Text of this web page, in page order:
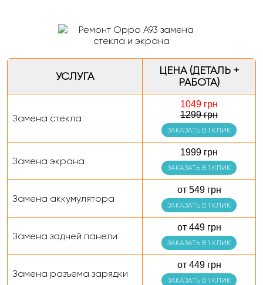
УСЛУГА
ЦЕНА (ДЕТАЛЬ +
РАБОТА)
Замена стекла
1049 грн
1299 грн
ЗАКАЗАТЬ В 1 КЛИК
Замена экрана
1999 грн
ЗАКАЗАТЬ В 1 КЛИК
Замена аккумулятора
от 549 грн
ЗАКАЗАТЬ В 1 КЛИК
Замена задней панели
от 449 грн
ЗАКАЗАТЬ В 1 КЛИК
Замена разъема зарядки
от 449 грн
ЗАКАЗАТЬ В 1 КЛИК